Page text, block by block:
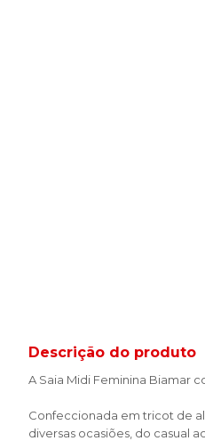
Descrição do produto
A Saia Midi Feminina Biamar
Confeccionada em tricot de
diversas ocasiões, do casual